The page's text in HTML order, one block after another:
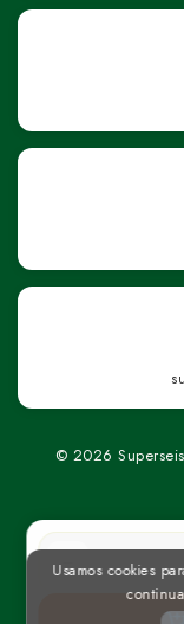
© 2026
Usamos cookies